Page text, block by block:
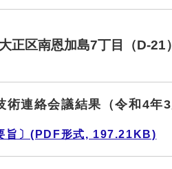
正区南恩加島7丁目（D-
術連絡会議結果（令和4年3
旨〕(PDF形式, 197.21KB)